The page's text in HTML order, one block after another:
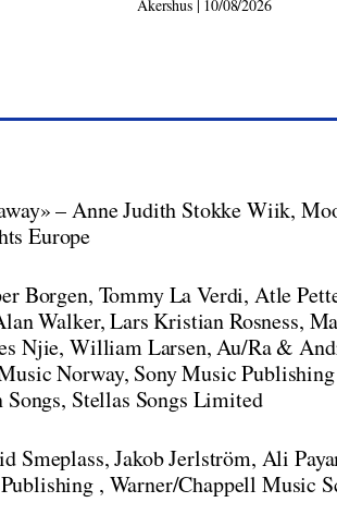
Akershus | 10/08/2026
– Anne Judith Stokke Wiik,
Europe
Borgen, Tommy La Verdi, Atle
Walker, Lars Kristian Rosness,
Njie, William Larsen, Au/Ra &
Norway, Sony Music
Songs, Stellas Songs Limited
Smeplass, Jakob Jerlström, Ali
, Warner/Chappell Music